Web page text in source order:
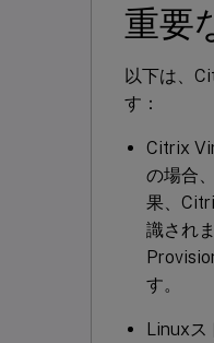
重要
以下は、
す：
Citrix
の場合
果、
識され
す。
Linuxス